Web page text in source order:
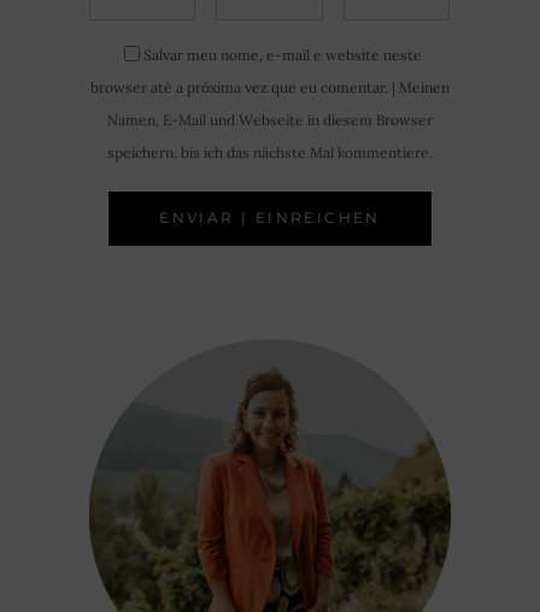
Salvar meu nome, e-mail e website neste
browser até a próxima vez que eu comentar. | Meinen
Namen, E-Mail und Webseite in diesem Browser
speichern, bis ich das nächste Mal kommentiere.